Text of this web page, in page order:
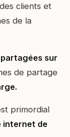
clients et
de la
partagées sur
de partage
primordial
internet de